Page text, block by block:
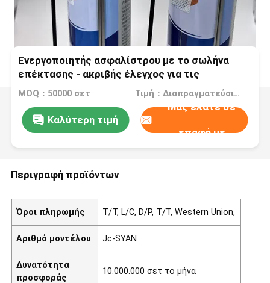
Ενεργοποιητής ασφαλίστρου με το σωλήνα
επέκτασης - ακριβής έλεγχος για τις
βιομηχανικές εφαρμογές
MOQ：50000 σετ Τιμή：Διαπραγματεύσιμα
Καλύτερη τιμή
Μας ελάτε σε
επαφή με
Περιγραφή προϊόντων
Όροι πληρωμής T/T, L/C, D/P, T/T, Western Union,
Αριθμό μοντέλου Jc-SYAN
Δυνατότητα
προσφοράς
10.000.000 σετ το μήνα